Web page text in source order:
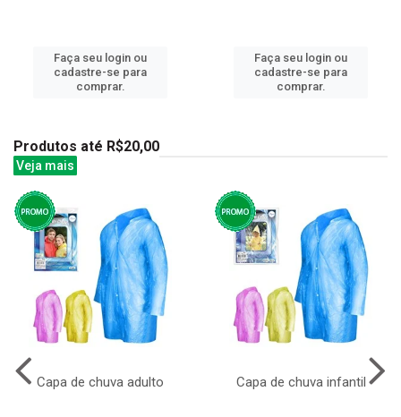
Faça seu login ou
cadastre-se para
comprar.
Faça seu login ou
cadastre-se para
comprar.
Produtos até R$20,00
Veja mais
Capa de chuva adulto Capa de chuva infantil